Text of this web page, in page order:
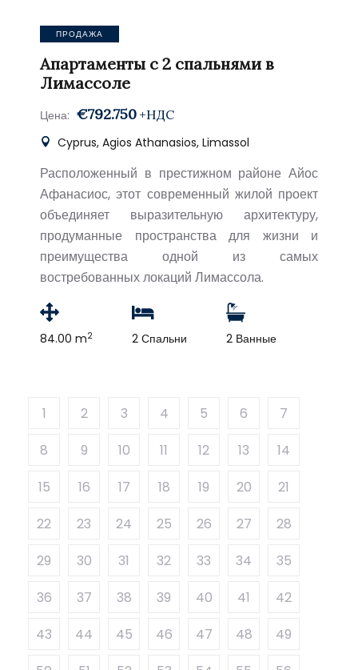
ПРОДАЖА
Апартаменты с 2 спальнями в
Лимассоле
Цена: €792.750 +НДС
Cyprus, Agios Athanasios, Limassol
Расположенный в престижном районе Айос
Афанасиос, этот современный жилой проект
объединяет выразительную архитектуру,
продуманные пространства для жизни и
преимущества одной из самых
востребованных локаций Лимассола.
84.00 m2 2 Спальни 2 Ванные
1 2 3 4 5 6
7
8
9 10 11 12 13
14
15
16 17 18 19 20
21
22
23 24 25 26 27
28
29
30 31 32 33 34
35
36
37 38 39 40 41
42
43
44 45 46 47 48
49